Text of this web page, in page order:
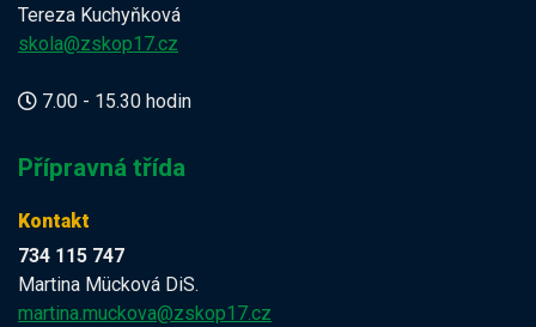
Tereza Kuchyňková
skola@zskop17.cz
7.00 - 15.30 hodin
Přípravná třída
Kontakt
734 115 747
Martina Mücková DiS.
martina.muckova@zskop17.cz